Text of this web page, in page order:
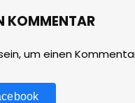
KOMMENTAR
um einen